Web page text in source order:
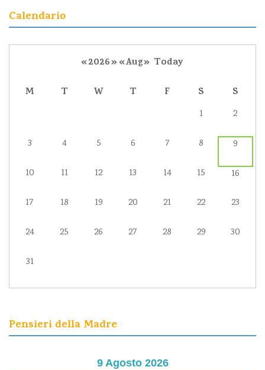
Calendario
«2026»«Aug» Today
M
T W T F S S
1 2
3 4 5 6 7 8 9
10 11 12 13 14 15 16
17 18 19 20 21 22 23
24 25 26 27 28 29 30
31
Pensieri della Madre
9 Agosto 2026